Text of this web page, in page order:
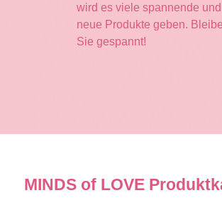
wird es viele spannende und
neue Produkte geben.
Sie gespannt!
MINDS of LOVE